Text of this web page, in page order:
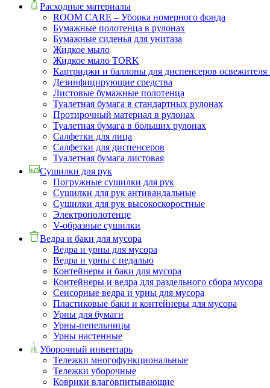
Расходные материалы
ROOM CARE – Уборка номерного фонда
Бумажные полотенца в рулонах
Бумажные сиденья для унитаза
Жидкое мыло
Жидкое мыло TORK
Картриджи и баллоны для диспенсеров освежителя
Дезинфицирующие средства
Листовые бумажные полотенца
Туалетная бумага в стандартных рулонах
Протирочный материал в рулонах
Туалетная бумага в больших рулонах
Салфетки для лица
Салфетки для диспенсеров
Туалетная бумага листовая
Сушилки для рук
Погружные сушилки для рук
Сушилки для рук антивандальные
Сушилки для рук высокоскоростные
Электрополотенце
V-образные сушилки
Ведра и баки для мусора
Ведра и урны для мусора
Ведра и урны с педалью
Контейнеры и баки для мусора
Контейнеры и ведра для раздельного сбора мусора
Сенсорные ведра и урны для мусора
Пластиковые баки и контейнеры для мусора
Урны для бумаги
Урны-пепельницы
Урны настенные
Уборочный инвентарь
Тележки многофункциональные
Тележки уборочные
Коврики влаговпитывающие